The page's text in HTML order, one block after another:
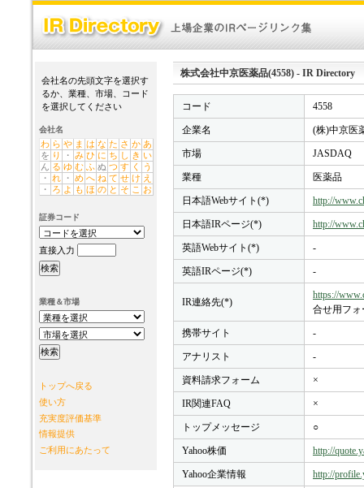
会社名の先頭文字を選択す
るか、業種、市場、コード
を選択してください
会社名
わ ら や ま は な た さ か あ
を り ・ み ひ に ち し き い
ん る ゆ む ふ ぬ つ す く
う
・ れ ・ め へ ね て せ け え
・
ろ よ も ほ の と そ こ お
証券コード
直接入力
業種＆市場
トップへ戻る
使い方
充実度評価基準
情報提供
ご利用にあたって
株式会社中京医薬品(4558) - IR Directory
コード 4558
企業名 (株)中京医
市場 JASDAQ
業種 医薬品
日本語Webサイト(*) http://
日本語IRページ(*) http://
英語Webサイト(*) -
英語IRページ(*) -
IR連絡先(*)
https://
合せ用フォ
携帯サイト -
アナリスト -
資料請求フォーム ×
IR関連FAQ ×
トップメッセージ ○
Yahoo株価 http://
Yahoo企業情報 http://